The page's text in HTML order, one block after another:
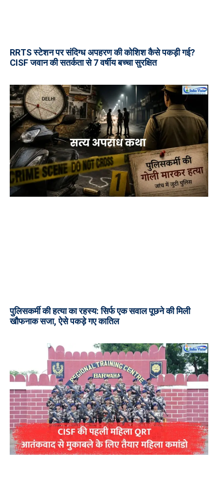
RRTS स्टेशन पर संदिग्ध अपहरण की कोशिश कैसे पकड़ी गई?
CISF जवान की सतर्कता से 7 वर्षीय बच्चा सुरक्षित
पुलिसकर्मी की हत्या का रहस्य: सिर्फ एक सवाल पूछने की मिली
खौफनाक सजा, ऐसे पकड़े गए कातिल